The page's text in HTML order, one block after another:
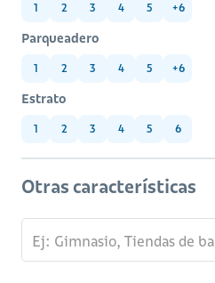
1 2 3 4 5 +6
Parqueadero
1 2 3 4 5 +6
Estrato
1 2 3 4 5 6
Otras características